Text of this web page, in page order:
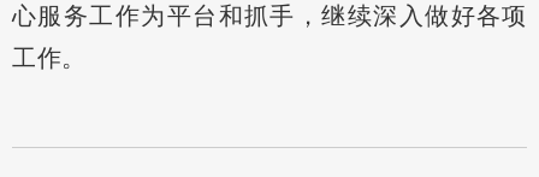
心服务工作为平台和抓手，继续深入做好各项
工作。